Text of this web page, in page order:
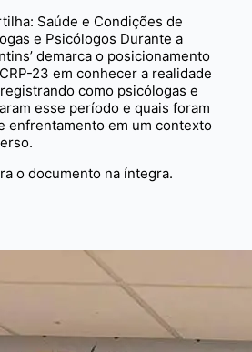
Saúde e Condições de
e Psicólogos Durante a
demarca o posicionamento
23 em conhecer a realidade
como psicólogas e
esse período e quais foram
enfrentamento em um contexto
o documento na íntegra.